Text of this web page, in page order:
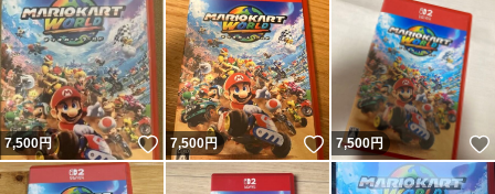
7,500円 いいね！
7,500円 いいね！
7,500円